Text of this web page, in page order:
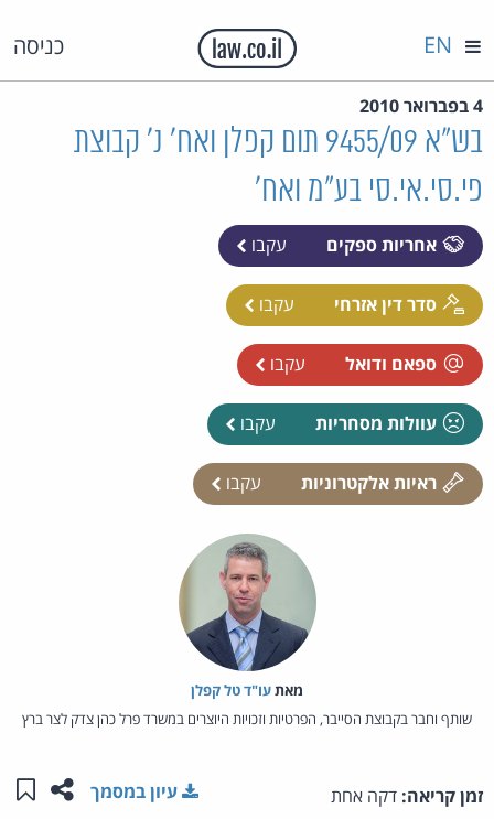
כניסה EN
4 בפברואר 2010
בש"א 9455/09 תום קפלן ואח' נ' קבוצת
פי.סי.אי.סי בע"מ ואח'
אחריות ספקים עקבו
סדר דין אזרחי עקבו
ספאם ודואל עקבו
עוולות מסחריות עקבו
ראיות אלקטרוניות עקבו
מאת‏עו"ד טל קפלן
שותף וחבר בקבוצת הסייבר, הפרטיות וזכויות היוצרים במשרד פרל כהן צדק לצר ברץ
זמן קריאה: דקה אחת שתפו
עיון במסמך